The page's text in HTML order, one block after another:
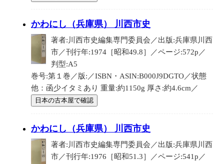
かわにし（兵庫県） 川西市史
著者:川西市史編集専門委員会／出版:兵庫県川西
市／刊行年:1974［昭和49.8］／ページ:572p／
判型:A5
巻号:第１巻／版:／ISBN・ASIN:B000J9DGTO／状態
他：函少イタミあり 重量:約1150g 厚さ:約4.6cm／
日本の古本屋で確認
かわにし（兵庫県） 川西市史
著者:川西市史編集専門委員会／出版:兵庫県川西
市／刊行年:1976［昭和51.3］／ページ:541p／